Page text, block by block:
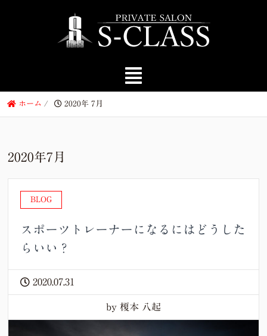
ホーム / 2020年 7月
2020年7月
BLOG
スポーツトレーナーになるにはどうした
らいい？
2020.07.31
by 榎本 八起